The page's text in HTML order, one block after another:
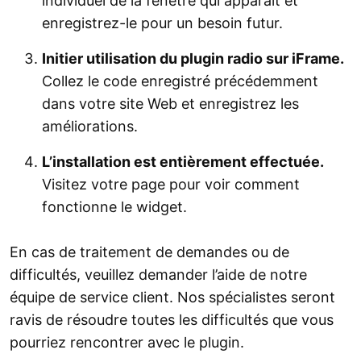
enregistrez-le pour un besoin futur.
Initier utilisation du plugin radio sur iFrame.
Collez le code enregistré précédemment
dans votre site Web et enregistrez les
améliorations.
L’installation est entièrement effectuée.
Visitez votre page pour voir comment
fonctionne le widget.
En cas de traitement de demandes ou de
difficultés, veuillez demander l’aide de notre
équipe de service client. Nos spécialistes seront
ravis de résoudre toutes les difficultés que vous
pourriez rencontrer avec le plugin.